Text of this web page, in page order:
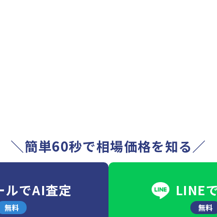
＼簡単60秒で相場価格を知る／
ルでAI査定
無料
LINE
無料